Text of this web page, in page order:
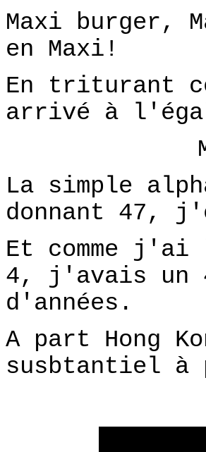
Maxi burger,
en Maxi!
En triturant
arrivé à
La simple
donnant 47,
Et comme
4, j'avais un
d'années.
A part Hong
susbtantiel à